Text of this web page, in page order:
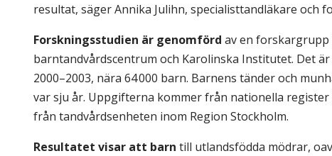
resultat, säger Annika Julihn, specialisttandläkare och
Forskningsstudien är genomförd av en forskargrupp
barntandvårdscentrum och Karolinska Institutet. Det
2000–2003, nära 64 000 barn. Barnens tänder och
var sju år. Uppgifterna kommer från nationella register
från tandvårdsenheten inom Region Stockholm.
Resultatet visar att barn till utlandsfödda mödrar,